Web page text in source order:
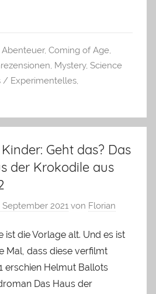
, Coming of Age,
, Mystery, Science
/ Experimentelles,
Geht das? Das
der Krokodile aus
September 2021 von Florian
ist die Vorlage alt. Und es ist
Mal, dass diese verfilmt
erschien Helmut Ballots
Das Haus der